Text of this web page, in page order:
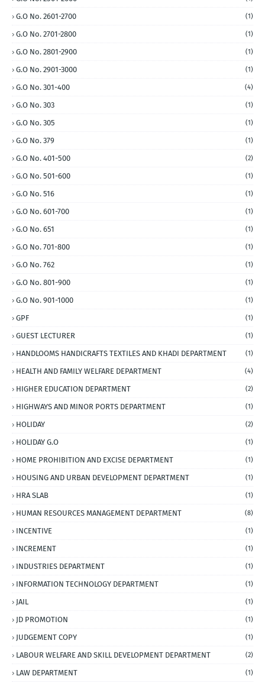
G.O No. 2601-2700 (1)
G.O No. 2701-2800 (1)
G.O No. 2801-2900 (1)
G.O No. 2901-3000 (1)
G.O No. 301-400 (4)
G.O No. 303 (1)
G.O No. 305 (1)
G.O No. 379 (1)
G.O No. 401-500 (2)
G.O No. 501-600 (1)
G.O No. 516 (1)
G.O No. 601-700 (1)
G.O No. 651 (1)
G.O No. 701-800 (1)
G.O No. 762 (1)
G.O No. 801-900 (1)
G.O No. 901-1000 (1)
GPF (1)
GUEST LECTURER (1)
HANDLOOMS HANDICRAFTS TEXTILES AND KHADI DEPARTMENT (1)
HEALTH AND FAMILY WELFARE DEPARTMENT (4)
HIGHER EDUCATION DEPARTMENT (2)
HIGHWAYS AND MINOR PORTS DEPARTMENT (1)
HOLIDAY (2)
HOLIDAY G.O (1)
HOME PROHIBITION AND EXCISE DEPARTMENT (1)
HOUSING AND URBAN DEVELOPMENT DEPARTMENT (1)
HRA SLAB (1)
HUMAN RESOURCES MANAGEMENT DEPARTMENT (8)
INCENTIVE (1)
INCREMENT (1)
INDUSTRIES DEPARTMENT (1)
INFORMATION TECHNOLOGY DEPARTMENT (1)
JAIL (1)
JD PROMOTION (1)
JUDGEMENT COPY (1)
LABOUR WELFARE AND SKILL DEVELOPMENT DEPARTMENT (2)
LAW DEPARTMENT (1)